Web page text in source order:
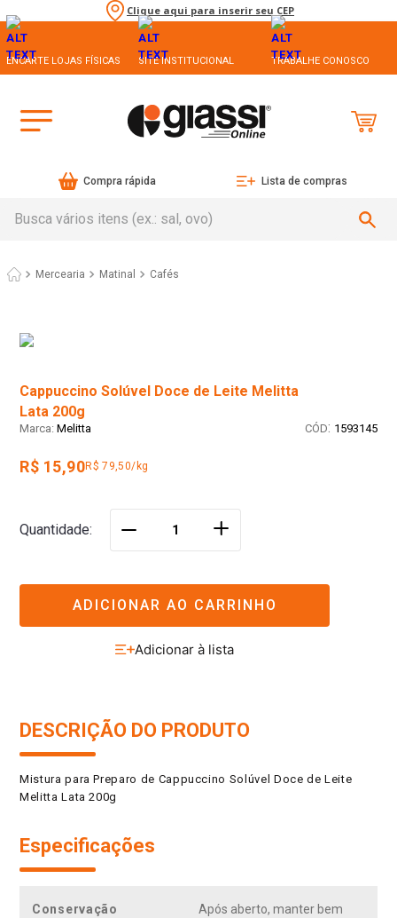
Clique aqui para inserir seu CEP
ENCARTE LOJAS FÍSICAS SITE INSTITUCIONAL TRABALHE CONOSCO
Compra rápida Lista de compras
Mercearia Matinal Cafés
Cappuccino Solúvel Doce de Leite Melitta
Lata 200g
Melitta : 1593145
R$ 15,90R$ 79,50/kg
Quantidade ＋
ADICIONAR AO CARRINHO
DESCRIÇÃO DO PRODUTO
Mistura para Preparo de Cappuccino Solúvel Doce de Leite
Melitta Lata 200g
Especificações
Conservação
Após aberto, manter bem